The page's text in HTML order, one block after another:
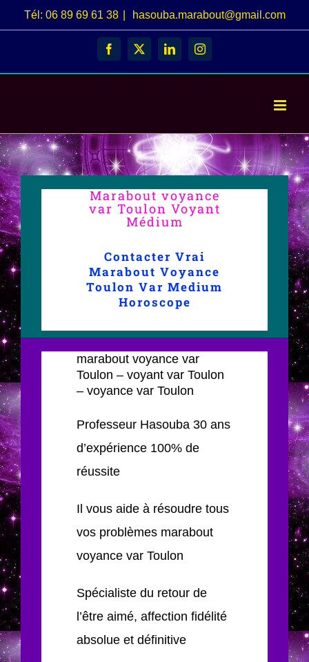
Passer
au
Tél: 06 89 69 61 38 hasouba.marabout@gmail.com
Facebook
X LinkedInInstagram
Marabout voyance
var Toulon Voyant
Médium
Contacter Vrai
Marabout Voyance
Toulon Var Medium
Horoscope
marabout voyance var
Toulon – voyant var Toulon
– voyance var Toulon
Professeur Hasouba 30 ans
d’expérience 100% de
réussite
Il vous aide à résoudre tous
vos problèmes marabout
voyance var Toulon
Spécialiste du retour de
l’être aimé, affection fidélité
absolue et définitive